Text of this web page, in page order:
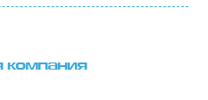
компания